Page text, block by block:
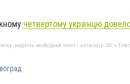
четвертому українцю
виділіть необхідний текст і натисніть Ctrl +